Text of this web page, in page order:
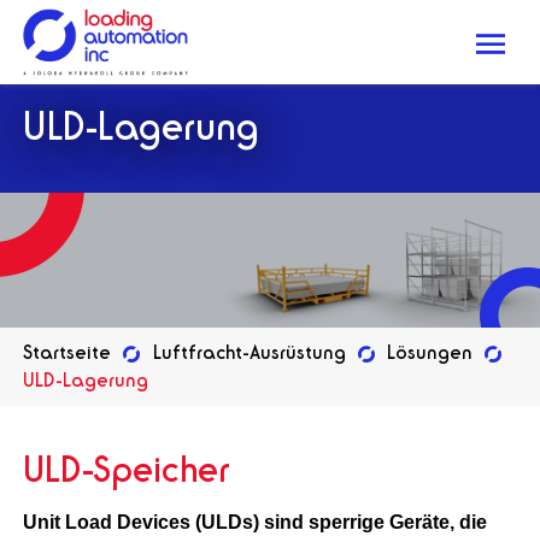
Loading
Automation
Inc
ULD-Lagerung
Startseite Luftfracht-Ausrüstung
Lösungen
ULD-Lagerung
ULD-Speicher
Unit Load Devices (ULDs) sind sperrige Geräte, die